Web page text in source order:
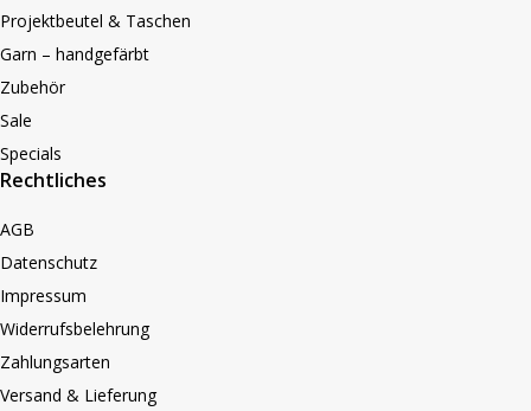
Projektbeutel & Taschen
Garn – handgefärbt
Zubehör
Sale
Specials
Rechtliches
AGB
Datenschutz
Impressum
Widerrufsbelehrung
Zahlungsarten
Versand & Lieferung